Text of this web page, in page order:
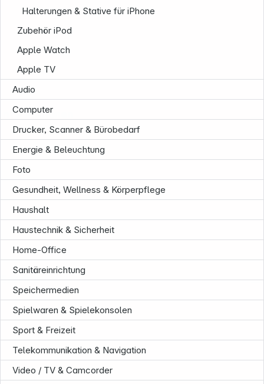
Halterungen & Stative für iPhone
Zubehör iPod
Apple Watch
Apple TV
Audio
Computer
Drucker, Scanner & Bürobedarf
Energie & Beleuchtung
Foto
Gesundheit, Wellness & Körperpflege
Haushalt
Haustechnik & Sicherheit
Home-Office
Sanitäreinrichtung
Speichermedien
Spielwaren & Spielekonsolen
Sport & Freizeit
Telekommunikation & Navigation
Video / TV & Camcorder
Informationen
Service